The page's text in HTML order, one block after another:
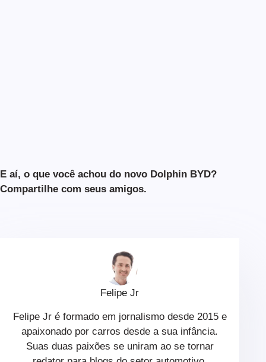
E aí, o que você achou do novo Dolphin BYD?
Compartilhe com seus amigos.
Felipe Jr
Felipe Jr é formado em jornalismo desde 2015 e
apaixonado por carros desde a sua infância.
Suas duas paixões se uniram ao se tornar